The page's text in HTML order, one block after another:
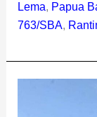
Lema, Papua
763/SBA,